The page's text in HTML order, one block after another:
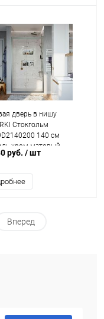
дверь в нишу
Стокгольм
140 см
хром матовый
руб. / шт
Вперед